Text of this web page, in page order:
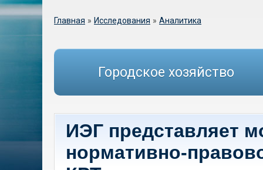
Вы здесь
Главная » Исследования » Аналитика
Городское хозяйство
ИЭГ представляет
нормативно-